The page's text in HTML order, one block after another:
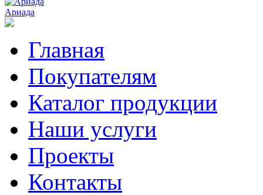
Ариада
Главная
Покупателям
Каталог продукции
Наши услуги
Проекты
Контакты